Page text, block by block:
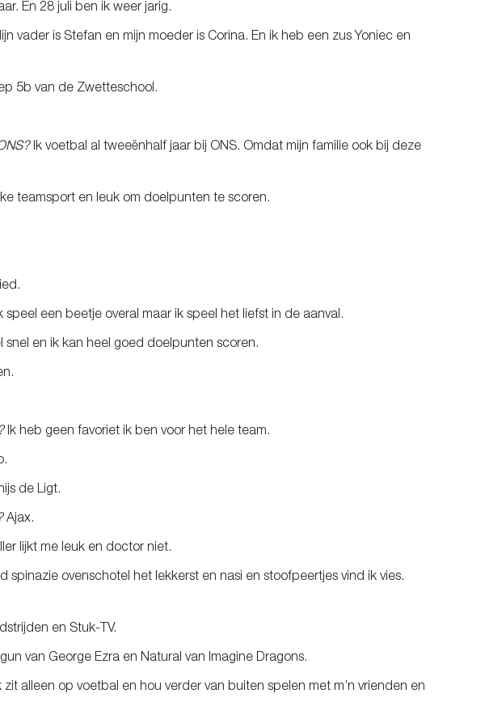
En 28 juli ben ik weer jarig.
vader is Stefan en mijn moeder is Corina. En ik heb een zus Yoniec en
5b van de Zwetteschool.
Ik voetbal al tweeënhalf jaar bij ONS. Omdat mijn familie ook bij deze
teamsport en leuk om doelpunten te scoren.
speel een beetje overal maar ik speel het liefst in de aanval.
snel en ik kan heel goed doelpunten scoren.
Ik heb geen favoriet ik ben voor het hele team.
de Ligt.
Ajax.
lijkt me leuk en doctor niet.
spinazie ovenschotel het lekkerst en nasi en stoofpeertjes vind ik vies.
en Stuk-TV.
van George Ezra en Natural van Imagine Dragons.
zit alleen op voetbal en hou verder van buiten spelen met m’n vrienden en